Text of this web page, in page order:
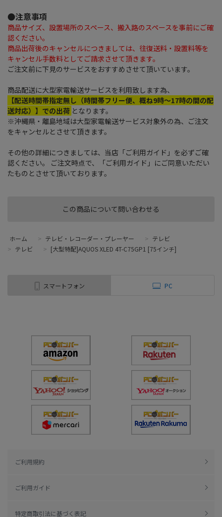
この商品について問い合わせる
●注意事項
商品サイズ、設置場所のスペース、搬入路のスペースを事前にご確
認ください。
商品出荷後のキャンセルにつきましては、往復送料・設置料等を
キャンセル手数料としてご請求させて頂きます。
ご注文前に下見のサービスをおすすめさせて頂いています。
商品配送に大型家電輸送サービスを利用致します為、
【配送時間帯指定無し（時間帯フリー便、概ね9時～17時の間の配
送対応）】での出荷 となります。
※沖縄県・離島地域は大型家電輸送サービス対象外の為、ご注文
をキャンセルとさせて頂きます。
その他の詳細につきましては、当店「ご利用ガイド」を必ずご確
認ください。 ご注文時点で、「ご利用ガイド」にご同意いただい
たものとさせて頂いております。
ホーム > テレビ・レコーダー・プレーヤー > テレビ
> テレビ > [大型特配]AQUOS XLED 4T-C75GP1 [75インチ]
スマートフォン PC
ご利用規約
ご利用ガイド
特定商取引法に基づく表記